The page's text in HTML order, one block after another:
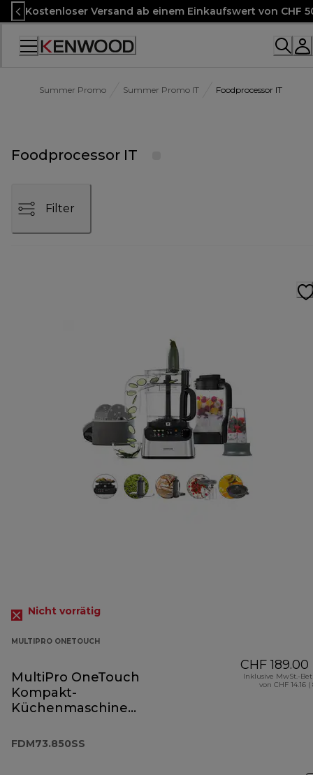
Skip
to
Content
Kostenloser Versand ab einem Einkaufswert von CHF
Accessibility
Summer Promo Summer Promo IT Foodprocessor IT
Foodprocessor IT
Filter
Nicht vorrätig
MULTIPRO ONETOUCH
MultiPro OneTouch
Kompakt-
Küchenmaschine
FDM73.850SS
FDM73.850SS
CHF 189.00
Inklusive MwSt.-
von CHF 14.16 (